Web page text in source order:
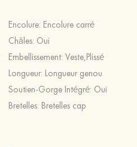
Encolure: Encolure carré
Châles: Oui
Embellissement: Veste,Plissé
Longueur: Longueur genou
Soutien-Gorge Intégré: Oui
Bretelles: Bretelles cap